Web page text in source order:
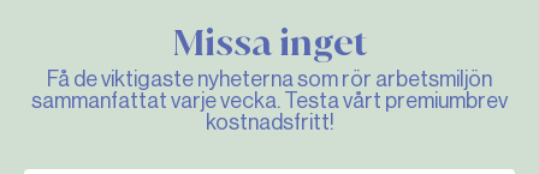
Missa inget
Få de viktigaste nyheterna som rör arbetsmiljön
sammanfattat varje vecka. Testa vårt premiumbrev
kostnadsfritt!